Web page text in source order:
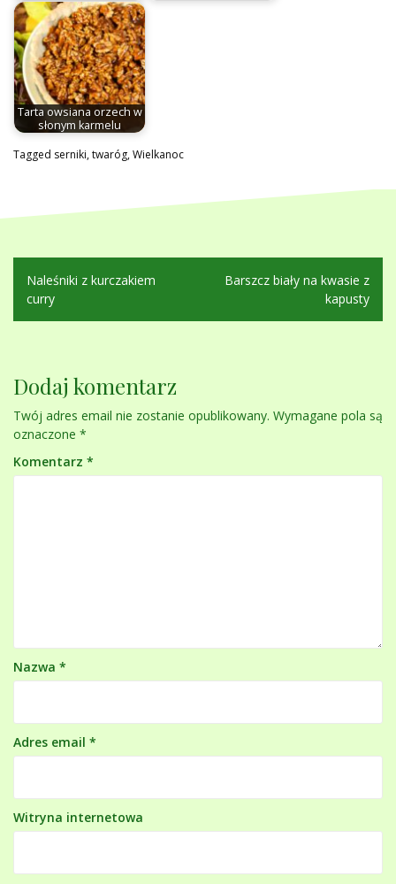
Tarta owsiana orzech w
słonym karmelu
Tagged serniki,twaróg,Wielkanoc
Nawigacja
wpisu
Naleśniki z kurczakiem
curry
Barszcz biały na kwasie z
kapusty
Dodaj komentarz
Twój adres email nie zostanie opublikowany. Wymagane pola są
oznaczone *
Komentarz *
Nazwa *
Adres email *
Witryna internetowa